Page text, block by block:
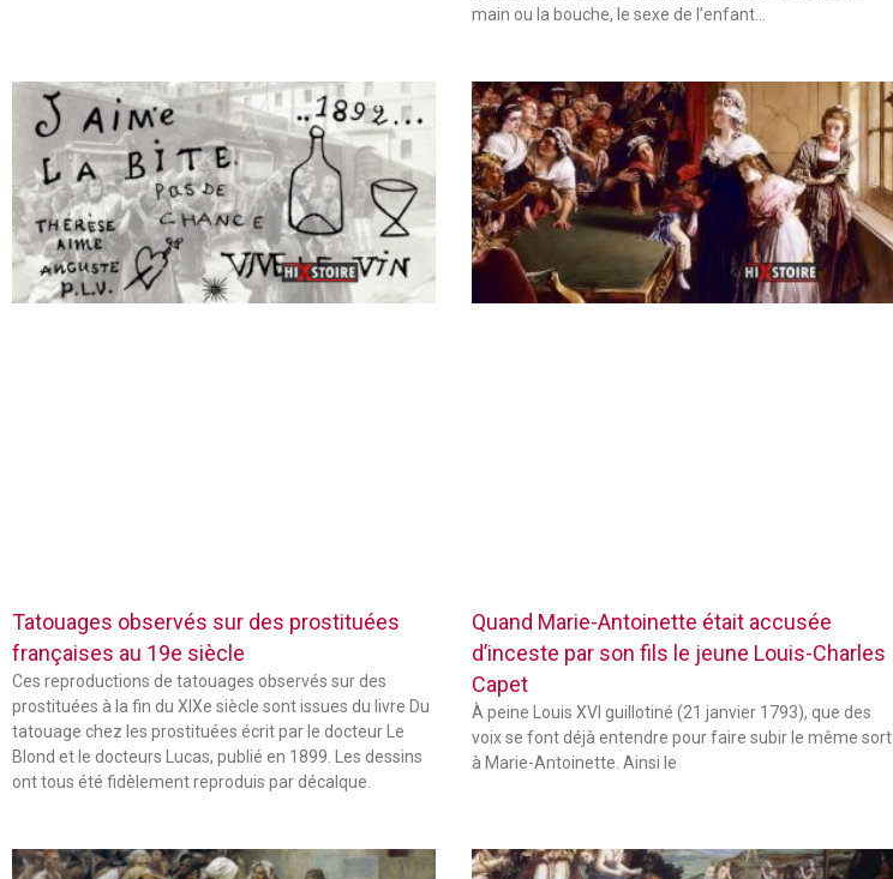
main ou la bouche, le sexe de l’enfant…
Tatouages observés sur des prostituées
françaises au 19e siècle
Ces reproductions de tatouages observés sur des
prostituées à la fin du XIXe siècle sont issues du livre Du
tatouage chez les prostituées écrit par le docteur Le
Blond et le docteurs Lucas, publié en 1899. Les dessins
ont tous été fidèlement reproduis par décalque.
Quand Marie-Antoinette était accusée
d’inceste par son fils le jeune Louis-Charles
Capet
À peine Louis XVI guillotiné (21 janvier 1793), que des
voix se font déjà entendre pour faire subir le même sort
à Marie-Antoinette. Ainsi le